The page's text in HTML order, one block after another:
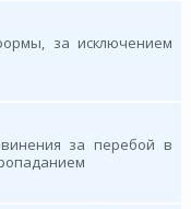
за исключением
за перебой в